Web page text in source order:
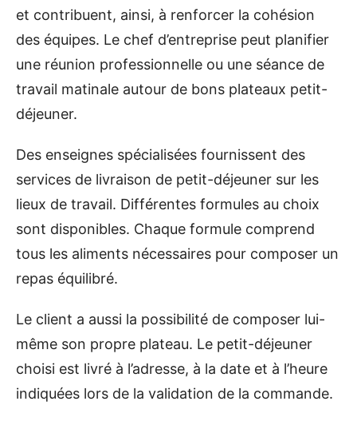
et contribuent, ainsi, à renforcer la cohésion
des équipes. Le chef d’entreprise peut planifier
une réunion professionnelle ou une séance de
travail matinale autour de bons plateaux petit-
déjeuner.
Des enseignes spécialisées fournissent des
services de livraison de petit-déjeuner sur les
lieux de travail. Différentes formules au choix
sont disponibles. Chaque formule comprend
tous les aliments nécessaires pour composer un
repas équilibré.
Le client a aussi la possibilité de composer lui-
même son propre plateau. Le petit-déjeuner
choisi est livré à l’adresse, à la date et à l’heure
indiquées lors de la validation de la commande.